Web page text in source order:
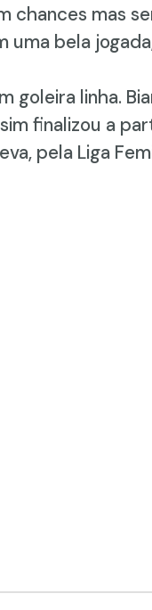
mas
bela
linha.
finalizou a
pela Liga